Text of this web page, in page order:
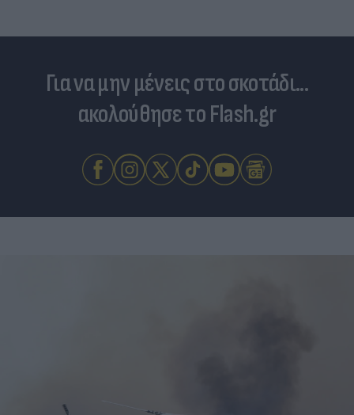
Για να μην μένεις στο σκοτάδι...
ακολούθησε το Flash.gr